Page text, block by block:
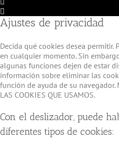
Cookie
Box
de
Cookie
Ajustes de privacidad
Decida qué cookies desea permitir.
en cualquier momento. Sin
algunas funciones dejen de estar
información sobre eliminar las
función de ayuda de su navegador.
LAS COOKIES QUE USAMOS.
Con el deslizador, puede
diferentes tipos de cookies: